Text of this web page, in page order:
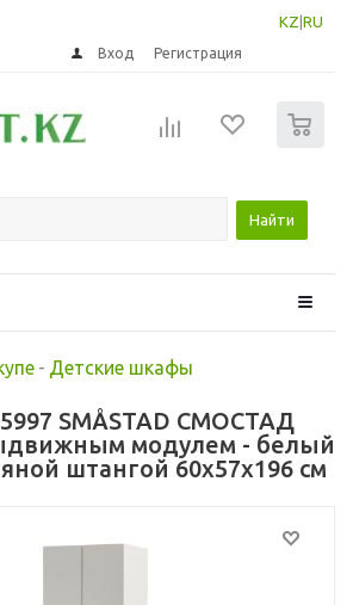
KZ RU
Вход Регистрация
Найти
- Детские шкафы
SMÅSTAD СМОСТАД
модулем - белый
штангой 60x57x196 см